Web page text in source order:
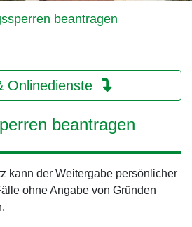
beantragen
Onlinedienste
beantragen
kann der Weitergabe persönlicher
ohne Angabe von Gründen